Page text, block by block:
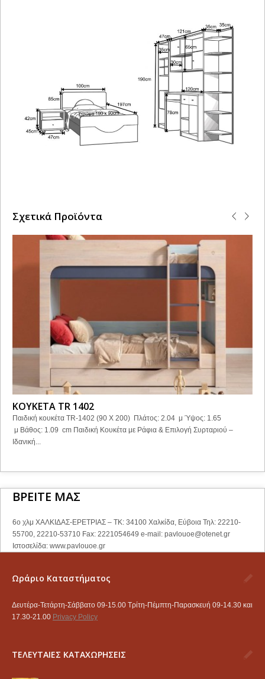
Σχετικά Προϊόντα
ΚΟΥΚΕΤΑ TR 1402
Παιδική κουκέτα TR-1402 (90 X 200) Πλάτος: 2.04 μ Ύψος: 1.65
μ Βάθος: 1.09 cm Παιδική Κουκέτα με Ράφια & Επιλογή Συρταριού –
Ιδανική...
ΒΡΕΙΤΕ ΜΑΣ
6ο χλμ ΧΑΛΚΙΔΑΣ-ΕΡΕΤΡΙΑΣ – ΤΚ: 34100 Χαλκίδα, Εύβοια Τηλ: 22210-
55700, 22210-53710 Fax: 2221054649 e-mail: pavlouoe@otenet.gr
Ιστοσελίδα: www.pavlouoe.gr
Ωράριο Καταστήματος
Δευτέρα-Τετάρτη-Σάββατο 09-15.00 Τρίτη-Πέμπτη-Παρασκευή 09-14.30 και
17.30-21.00 Privacy Policy
ΤΕΛΕΥΤΑΙΕΣ ΚΑΤΑΧΩΡΗΣΕΙΣ